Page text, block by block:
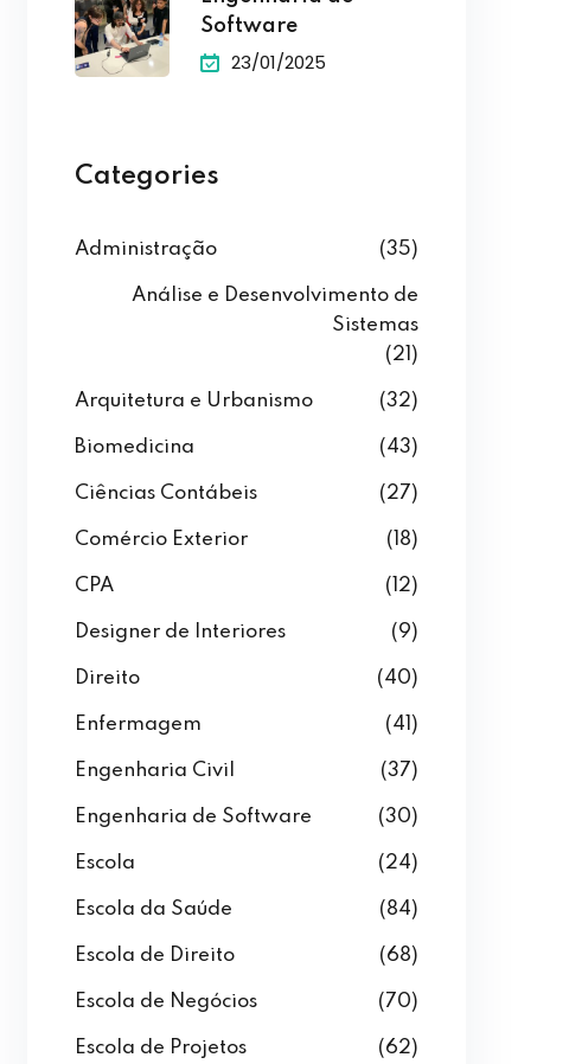
Software
23/01/2025
Categories
Administração (35)
Análise e Desenvolvimento de
Sistemas
(21)
Arquitetura e Urbanismo (32)
Biomedicina (43)
Ciências Contábeis (27)
Comércio Exterior (18)
CPA (12)
Designer de Interiores (9)
Direito (40)
Enfermagem (41)
Engenharia Civil (37)
Engenharia de Software (30)
Escola (24)
Escola da Saúde (84)
Escola de Direito (68)
Escola de Negócios (70)
Escola de Projetos (62)